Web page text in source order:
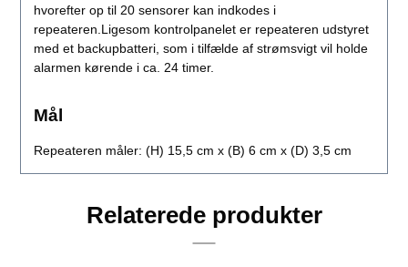
hvorefter op til 20 sensorer kan indkodes i
repeateren.Ligesom kontrolpanelet er repeateren udstyret
med et backupbatteri, som i tilfælde af strømsvigt vil holde
alarmen kørende i ca. 24 timer.
Mål
Repeateren måler: (H) 15,5 cm x (B) 6 cm x (D) 3,5 cm
Relaterede produkter